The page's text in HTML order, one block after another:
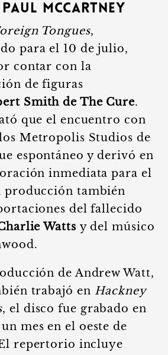
Paul McCartney
Tongues,
para el 10 de julio,
contar con la
de figuras
Smith de The Cure.
que el encuentro con
Metropolis Studios de
espontáneo y derivó en
inmediata para el
producción también
del fallecido
Watts y del músico
de Andrew Watt,
trabajó en Hackney
, el disco fue grabado en
mes en el oeste de
repertorio incluye